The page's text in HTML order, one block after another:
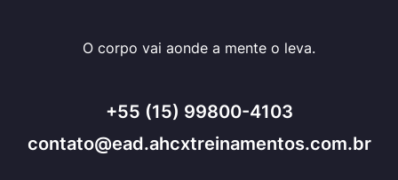
O corpo vai aonde a mente o leva.
+55 (15) 99800-4103
contato@ead.ahcxtreinamentos.com.br